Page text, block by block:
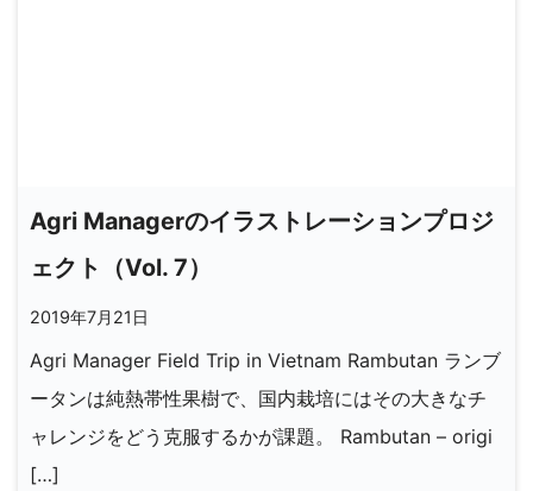
Agri Managerのイラストレーションプロジ
ェクト（Vol. 7）
2019年7月21日
Agri Manager Field Trip in Vietnam Rambutan ランブ
ータンは純熱帯性果樹で、国内栽培にはその大きなチ
ャレンジをどう克服するかが課題。 Rambutan – origi
[…]